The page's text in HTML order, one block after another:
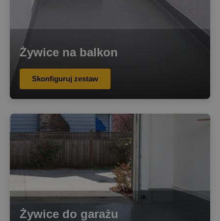
Żywice na balkon
Skonfiguruj zestaw
Żywice do garażu